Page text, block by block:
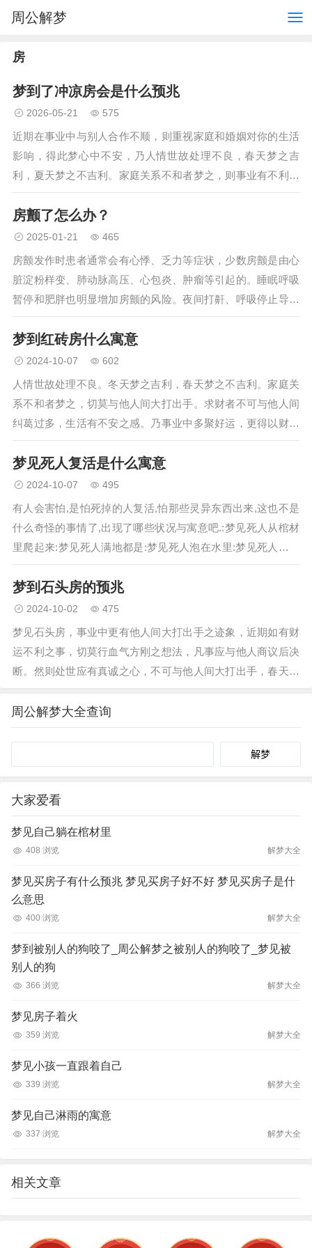
周公解梦
房
梦到了冲凉房会是什么预兆
2026-05-21 575
近期在事业中与别人合作不顺，则重视家庭和婚姻对你的生活
影响，得此梦心中不安，乃人情世故处理不良，春天梦之吉
利，夏天梦之不吉利。家庭关系不和者梦之，则事业有不利之
征兆。求学者梦见冲凉房，生活常有不利之迹象。事业中可得
他人信任，刚结婚女人做梦梦…
房颤了怎么办？
2025-01-21 465
房颤发作时患者通常会有心悸、乏力等症状，少数房颤是由心
脏淀粉样变、肺动脉高压、心包炎、肿瘤等引起的。睡眠呼吸
暂停和肥胖也明显增加房颤的风险。夜间打鼾、呼吸停止导致
人体缺氧极易诱发房颤。具有阵发性室上性心动过速病史的患
者也容易发生房颤，房颤患…
梦到红砖房什么寓意
2024-10-07 602
人情世故处理不良。冬天梦之吉利，春天梦之不吉利。家庭关
系不和者梦之，切莫与他人间大打出手。求财者不可与他人间
纠葛过多，生活有不安之感。乃事业中多聚好运，更得以财运
颇多，凡事应与他人间真心相处，则好运相随之意，刚失恋之
女人梦之，主事业之拓展多…
梦见死人复活是什么寓意
2024-10-07 495
有人会害怕,是怕死掉的人复活,怕那些灵异东西出来,这也不是
什么奇怪的事情了,出现了哪些状况与寓意吧.:梦见死人从棺材
里爬起来:梦见死人满地都是:梦见死人泡在水里:梦见死人在你
家里,将有财自动送上门.:梦见死人在追着你跑:会有身体隐患,梦
见死…
梦到石头房的预兆
2024-10-02 475
梦见石头房，事业中更有他人间大打出手之迹象，近期如有财
运不利之事，切莫行血气方刚之想法，凡事应与他人商议后决
断。然则处世应有真诚之心，不可与他人间大打出手，春天梦
房，财运更可提升之征兆，事…
周公解梦大全查询
大家爱看
梦见自己躺在棺材里
408 浏览 解梦大全
梦见买房子有什么预兆 梦见买房子好不好 梦见买房子是什
么意思
400 浏览 解梦大全
梦到被别人的狗咬了_周公解梦之被别人的狗咬了_梦见被
别人的狗
366 浏览 解梦大全
梦见房子着火
359 浏览 解梦大全
梦见小孩一直跟着自己
339 浏览 解梦大全
梦见自己淋雨的寓意
337 浏览 解梦大全
相关文章